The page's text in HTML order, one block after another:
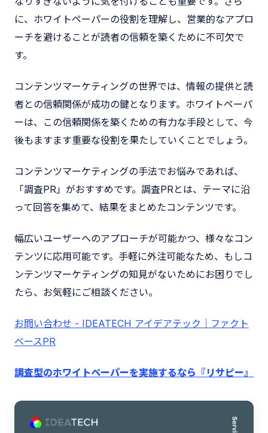
に、ホワイトペーパーの役割を理解し、営業的なアプロ
ーチを避けることが読者の信頼を築くために不可欠で
す。
コンテンツマーケティングの世界では、情報の提供と読
者との信頼関係が成功の鍵となります。ホワイトペーパ
ーは、この信頼関係を築くための有力な手段として、今
後もますます重要な役割を果たしていくことでしょう。
コンテンツマーケティングの手法でお悩みであれば、
「調査PR」がおすすめです。調査PRとは、テーマに沿
って回答を集めて、結果をまとめたコンテンツです。
幅広いユーザーへのアプローチが可能かつ、様々なコン
テンツに応用可能です。手軽に外注可能なため、もしコ
ンテンツマーケティングの知見がないためにお困りでし
たら、お気軽にご相談ください。
お問い合わせ - IDEATECH アイデアテック｜ファクト
ベースPR
調査型のホワイトペーパーを実施するなら『リサピー』